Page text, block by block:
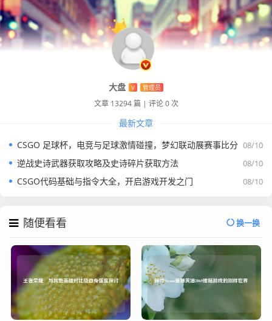
大盘 V 管理员
文章 13294 篇 | 评论 0 次
最新文章
08/10
CSGO 足球杯，电竞与足球激情碰撞，梦幻联动展赛事比分
08/10
逆战史诗武器获取攻略及史诗碎片获取方法
08/10
CSGO代码基础与指令大全，开启游戏开发之门
随便看看 换一换